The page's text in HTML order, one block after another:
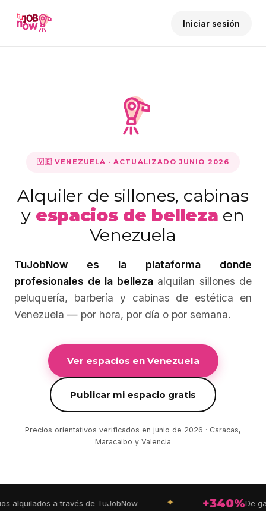
Iniciar sesión
🇻🇪 VENEZUELA · ACTUALIZADO JUNIO 2026
Alquiler de sillones, cabinas
y espacios de belleza en
Venezuela
TuJobNow es la plataforma donde
profesionales de la bellezaalquilan sillones de
peluquería, barbería y cabinas de estética en
Venezuela — por hora, por día o por semana.
Ver espacios en Venezuela
Publicar mi espacio gratis
Precios orientativos verificados en junio de 2026 · Caracas,
Maracaibo y Valencia
a través de TuJobNow +340%De